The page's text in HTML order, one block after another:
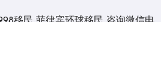
移民 菲律宾环球移民 咨询微信电